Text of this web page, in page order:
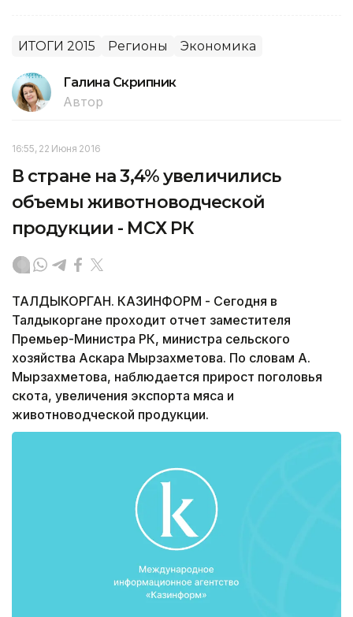
ИТОГИ 2015 Регионы Экономика
Галина Скрипник
Автор
16:55, 22 Июня 2016
В стране на 3,4% увеличились
объемы животноводческой
продукции - МСХ РК
ТАЛДЫКОРГАН. КАЗИНФОРМ - Сегодня в
Талдыкоргане проходит отчет заместителя
Премьер-Министра РК, министра сельского
хозяйства Аскара Мырзахметова. По словам А.
Мырзахметова, наблюдается прирост поголовья
скота, увеличения экспорта мяса и
животноводческой продукции.